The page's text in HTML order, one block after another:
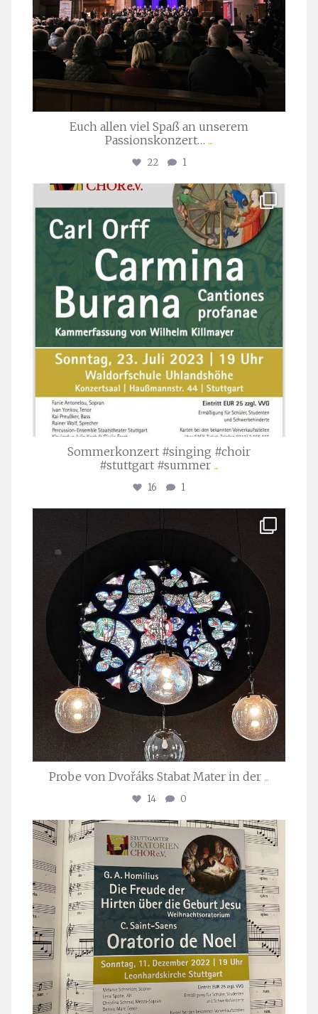
Euch allen viel Spaß an unserem
Passionskonzert… ...
22 1
stuttgarter_oratorienchor
Juli 22
Sommerkonzert #singing #choir
#stuttgart #summer ...
16 1
Apr. 1
Probe von Dvořáks Stabat Mater in der ...
14 0
stuttgarter_oratorienchor
Nov. 29